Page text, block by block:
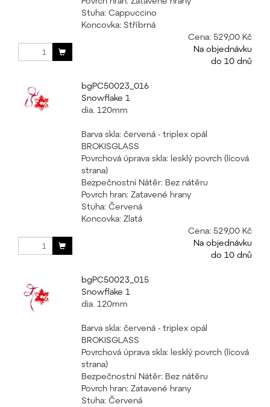
Stuha: Cappuccino
Koncovka: Stříbrná
Cena: 529,00 Kč
Na objednávku
do 10 dnů
bgPC50023_016
Snowflake 1
dia. 120mm
Barva skla: červená - triplex opál
BROKISGLASS
Povrchová úprava skla: lesklý povrch (lícová
strana)
Bezpečnostní Nátěr: Bez nátěru
Povrch hran: Zatavené hrany
Stuha: Červená
Koncovka: Zlatá
Cena: 529,00 Kč
Na objednávku
do 10 dnů
bgPC50023_015
Snowflake 1
dia. 120mm
Barva skla: červená - triplex opál
BROKISGLASS
Povrchová úprava skla: lesklý povrch (lícová
strana)
Bezpečnostní Nátěr: Bez nátěru
Povrch hran: Zatavené hrany
Stuha: Červená